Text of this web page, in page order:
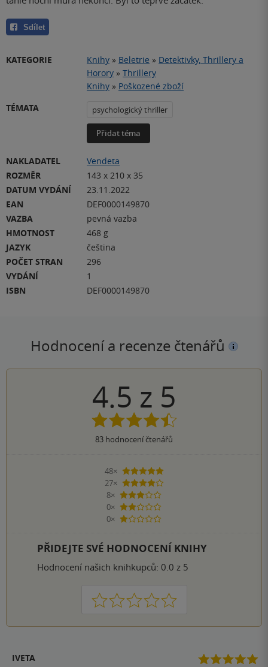
Sdílet
KATEGORIE Knihy » Beletrie » Detektivky, Thrillery a
Horory » Thrillery
Knihy » Poškozené zboží
TÉMATA
psychologický thriller
Přidat téma
NAKLADATEL
Vendeta
ROZMĚR
143 x 210 x 35
DATUM VYDÁNÍ
23.11.2022
EAN
DEF0000149870
VAZBA
pevná vazba
HMOTNOST
468 g
JAZYK
čeština
POČET STRAN
296
VYDÁNÍ
1
ISBN
DEF0000149870
Hodnocení a recenze čtenářů
4.5 z 5
83 hodnocení čtenářů
48×
5 hvězdiček
27×
4 hvězdičky
8×
3 hvězdičky
0×
2 hvězdičky
0×
1 hvezdička
PŘIDEJTE SVÉ HODNOCENÍ KNIHY
Hodnocení našich knihkupců: 0.0 z 5
1 2 3 4 5
IVETA